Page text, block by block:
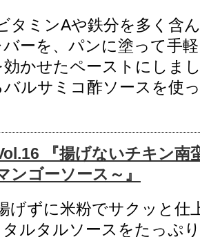
タミンAや鉄分を多く含
ーを、パンに塗って手
効かせたペーストにしま
ルサミコ酢ソースを使
『揚げないチキン南
ンゴーソース～』
げずに米粉でサクッと仕
ルタルソースをたっぷ